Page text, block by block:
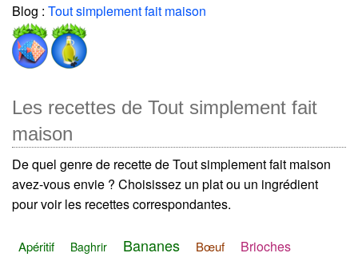
Blog : Tout simplement fait maison
Les recettes de Tout simplement fait
maison
De quel genre de recette de Tout simplement fait maison
avez-vous envie ? Choisissez un plat ou un ingrédient
pour voir les recettes correspondantes.
Apéritif Baghrir Bananes Bœuf Brioches